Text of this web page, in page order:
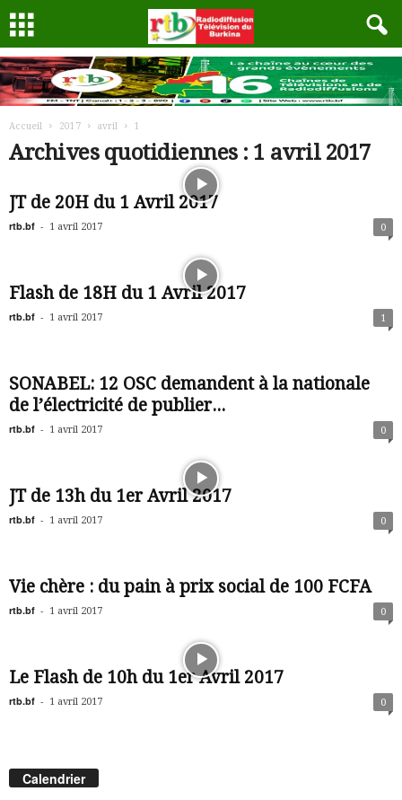
Accueil 2017 avril 1
Archives quotidiennes : 1 avril 2017
JT de 20H du 1 Avril 2017
rtb.bf - 1 avril 2017 0
Flash de 18H du 1 Avril 2017
rtb.bf - 1 avril 2017 1
SONABEL: 12 OSC demandent à la nationale
de l’électricité de publier...
rtb.bf - 1 avril 2017 0
JT de 13h du 1er Avril 2017
rtb.bf - 1 avril 2017 0
Vie chère : du pain à prix social de 100 FCFA
rtb.bf - 1 avril 2017 0
Le Flash de 10h du 1er Avril 2017
rtb.bf - 1 avril 2017 0
Calendrier